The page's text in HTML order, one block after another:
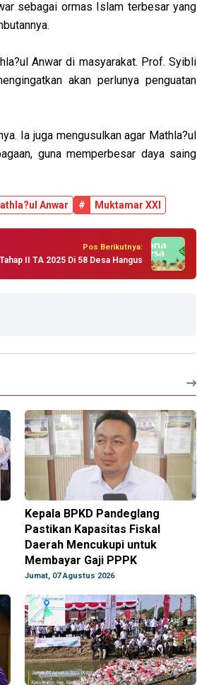
sebagai ormas Islam terbesar yang
Anwar di masyarakat. Prof. Syibli
akan perlunya penguatan
Ia juga mengusulkan agar Mathla?ul
guna memperbesar daya saing
Anwar # Muktamar XXI
Pos Berikutnya:
II TA 2025 Di 58 Desa Hangus
Kepala BPKD Pandeglang
Pastikan Kapasitas Fiskal
Daerah Mencukupi untuk
Membayar Gaji PPPK
Jumat, 07 Agustus 2026